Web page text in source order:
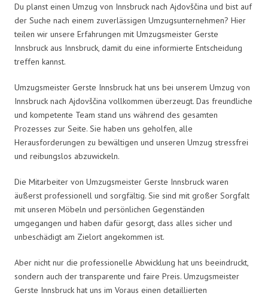
Du planst einen Umzug von Innsbruck nach Ajdovščina und bist auf
der Suche nach einem zuverlässigen Umzugsunternehmen? Hier
teilen wir unsere Erfahrungen mit Umzugsmeister Gerste
Innsbruck aus Innsbruck, damit du eine informierte Entscheidung
treffen kannst.
Umzugsmeister Gerste Innsbruck hat uns bei unserem Umzug von
Innsbruck nach Ajdovščina vollkommen überzeugt. Das freundliche
und kompetente Team stand uns während des gesamten
Prozesses zur Seite. Sie haben uns geholfen, alle
Herausforderungen zu bewältigen und unseren Umzug stressfrei
und reibungslos abzuwickeln.
Die Mitarbeiter von Umzugsmeister Gerste Innsbruck waren
äußerst professionell und sorgfältig. Sie sind mit großer Sorgfalt
mit unseren Möbeln und persönlichen Gegenständen
umgegangen und haben dafür gesorgt, dass alles sicher und
unbeschädigt am Zielort angekommen ist.
Aber nicht nur die professionelle Abwicklung hat uns beeindruckt,
sondern auch der transparente und faire Preis. Umzugsmeister
Gerste Innsbruck hat uns im Voraus einen detaillierten